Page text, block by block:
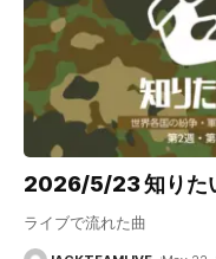
2026/5/23 知りた
ライブで流れた曲